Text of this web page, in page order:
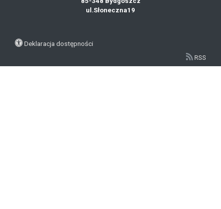
ul.Słoneczna19
Deklaracja dostępności
RSS